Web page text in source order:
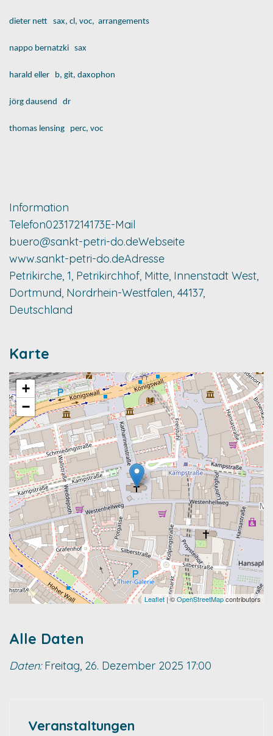
dieter nett sax, cl, voc, arrangements
nappo bernatzki sax
harald eller b, git, daxophon
jörg dausend dr
thomas lensing perc, voc
Information
Telefon02317214173E-Mail
buero@sankt-petri-do.deWebseite
www.sankt-petri-do.deAdresse
Petrikirche, 1, Petrikirchhof, Mitte, Innenstadt West,
Dortmund, Nordrhein-Westfalen, 44137,
Deutschland
Karte
+
−
Leaflet| ©OpenStreetMapcontributors
Alle Daten
Daten:Freitag, 26. Dezember 2025 17:00
Veranstaltungen